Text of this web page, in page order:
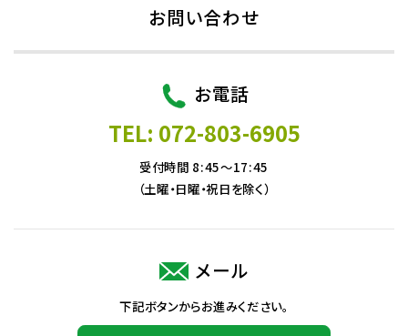
お問い合わせ
お電話
TEL: 072-803-6905
受付時間 8:45～17:45
（土曜・日曜・祝日を除く）
メール
下記ボタンからお進みください。